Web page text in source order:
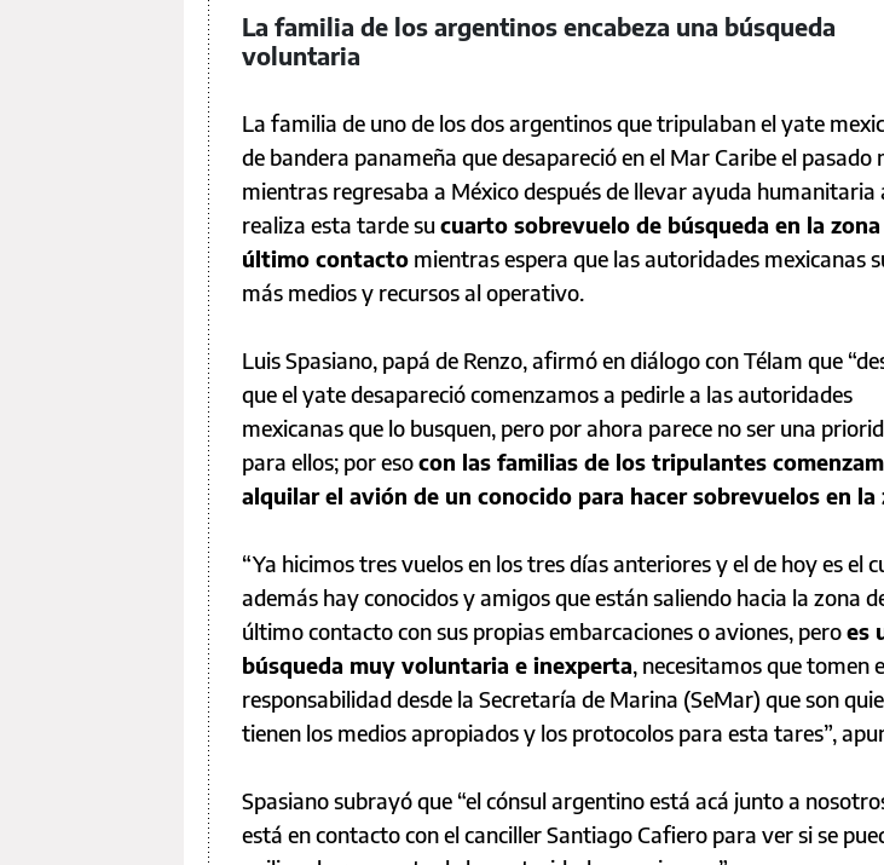
La familia de los argentinos encabeza una búsqueda
voluntaria
La familia de uno de los dos argentinos que tripulaban el yate
de bandera panameña que desapareció en el Mar Caribe el pasado
mientras regresaba a México después de llevar ayuda humanitaria
realiza esta tarde sucuarto sobrevuelo de búsqueda en la
último contacto mientras espera que las autoridades mexicanas
más medios y recursos al operativo.
Luis Spasiano, papá de Renzo, afirmó en diálogo con Télam que
que el yate desapareció comenzamos a pedirle a las autoridades
mexicanas que lo busquen, pero por ahora parece no ser una
para ellos; por esocon las familias de los tripulantes
alquilar el avión de un conocido para hacer sobrevuelos en la
“Ya hicimos tres vuelos en los tres días anteriores y el de hoy es el
además hay conocidos y amigos que están saliendo hacia la zona
último contacto con sus propias embarcaciones o aviones, peroes
búsqueda muy voluntaria e inexperta, necesitamos que tomen
responsabilidad desde la Secretaría de Marina (SeMar) que son
tienen los medios apropiados y los protocolos para esta tares”,
Spasiano subrayó que “el cónsul argentino está acá junto a
está en contacto con el canciller Santiago Cafiero para ver si se